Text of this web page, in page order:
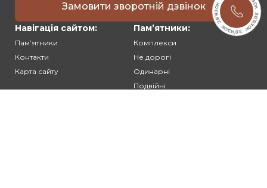
Замовити зворотній дзвінок
Навігація сайтом:
Памʼятники
Контакти
Карта сайту
Памʼятники:
Комплекси
Не дорогі
Одинарні
Подвійні